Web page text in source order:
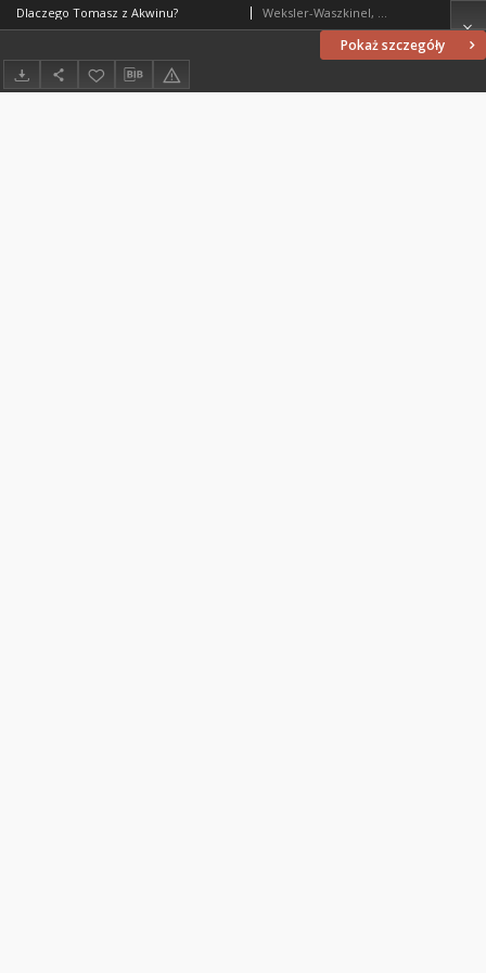
Pokaż szczegóły
Dlaczego Tomasz z Akwinu? Weksler-Waszkinel, Romuald Jakub (1943- )